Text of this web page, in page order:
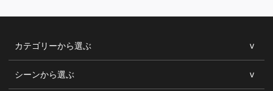
カテゴリーから選ぶ
シーンから選ぶ